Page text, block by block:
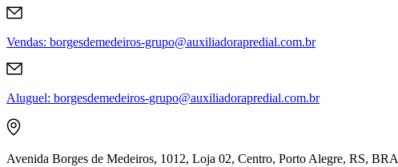
Vendas: borgesdemedeiros-grupo@auxiliadorapredial.com.br
Aluguel: borgesdemedeiros-grupo@auxiliadorapredial.com.br
Avenida Borges de Medeiros, 1012, Loja 02, Centro, Porto Alegre, RS, BRA